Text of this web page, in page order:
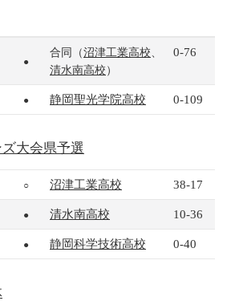
●
合同（沼津工業高校
清水南高校 ）
0-76
● 静岡聖光学院高校 0-109
大会県予選
○ 沼津工業高校 38-17
● 清水南高校 10-36
● 静岡科学技術高校 0-40